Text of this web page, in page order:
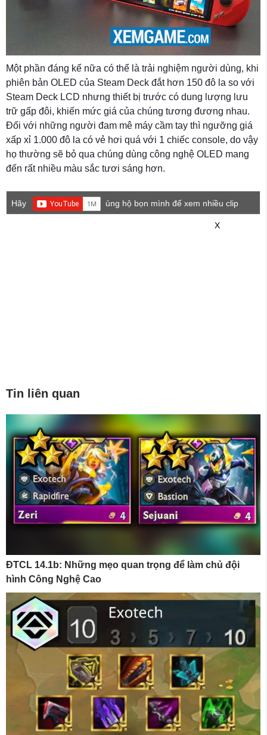
Một phần đáng kể nữa có thể là trải nghiệm người dùng, khi
phiên bản OLED của Steam Deck đắt hơn 150 đô la so với
Steam Deck LCD nhưng thiết bị trước có dung lượng lưu
trữ gấp đôi, khiến mức giá của chúng tương đương nhau.
Đối với những người đam mê máy cầm tay thì ngưỡng giá
xấp xỉ 1.000 đô la có vẻ hơi quá với 1 chiếc console, do vậy
họ thường sẽ bỏ qua chúng dùng công nghệ OLED mang
đến rất nhiều màu sắc tươi sáng hơn.
Hãy
ủng hộ bọn mình để xem nhiều clip
X
Tin liên quan
ĐTCL 14.1b: Những mẹo quan trọng để làm chủ đội
hình Công Nghệ Cao